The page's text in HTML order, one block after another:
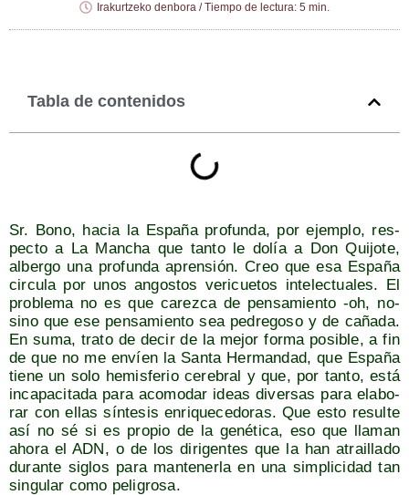
Irakurtzeko denbora / Tiempo de lectura: 5 min.
Tabla de contenidos
Sr. Bono, hacia la Espa­ña pro­fun­da, por ejem­plo, res­
pec­to a La Man­cha que tan­to le dolía a Don Qui­jo­te,
alber­go una pro­fun­da apren­sión. Creo que esa Espa­ña
cir­cu­la por unos angos­tos veri­cue­tos inte­lec­tua­les. El
pro­ble­ma no es que carez­ca de pen­sa­mien­to ‑oh, no-
sino que ese pen­sa­mien­to sea pedre­go­so y de caña­da.
En suma, tra­to de decir de la mejor for­ma posi­ble, a fin
de que no me envíen la San­ta Her­man­dad, que Espa­ña
tie­ne un solo hemis­fe­rio cere­bral y que, por tan­to, está
inca­pa­ci­ta­da para aco­mo­dar ideas diver­sas para ela­bo­
rar con ellas sín­te­sis enri­que­ce­do­ras. Que esto resul­te
así no sé si es pro­pio de la gené­ti­ca, eso que lla­man
aho­ra el ADN, o de los diri­gen­tes que la han atrai­lla­do
duran­te siglos para man­te­ner­la en una sim­pli­ci­dad tan
sin­gu­lar como peligrosa.